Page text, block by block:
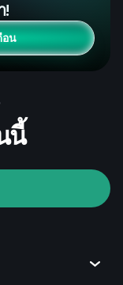
!
อน
นี้